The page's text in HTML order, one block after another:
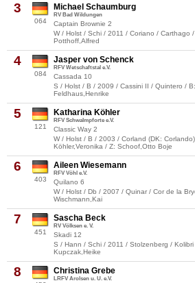
3
064
Michael Schaumburg
RV Bad Wildungen
Captain Brownie 2
W / Holst / Schi / 2011 / Coriano / Carthago
Potthoff,Alfred
4
084
Jasper von Schenck
RFV Wetschaftstal e.V.
Cassada 10
S / Holst / B / 2009 / Cassini II / Quintero /
Feldhaus,Henrike
5
121
Katharina Köhler
RFV Schwalmpforte e.V.
Classic Way 2
W / Holst / B / 2003 / Corland (DK:
Köhler,Veronika / Z: Schoof,Otto Boje
6
403
Aileen Wiesemann
RFV Vöhl e.V.
Quilano 6
W / Holst / Db / 2007 / Quinar / Cor de la
Wischmann,Kai
7
451
Sascha Beck
RV Völksen e. V.
Skadi 12
S / Hann / Schi / 2011 / Stolzenberg / Kolibri
Kupczak,Heike
8 Christina Grebe
LRFV Arolsen u. U. e.V.